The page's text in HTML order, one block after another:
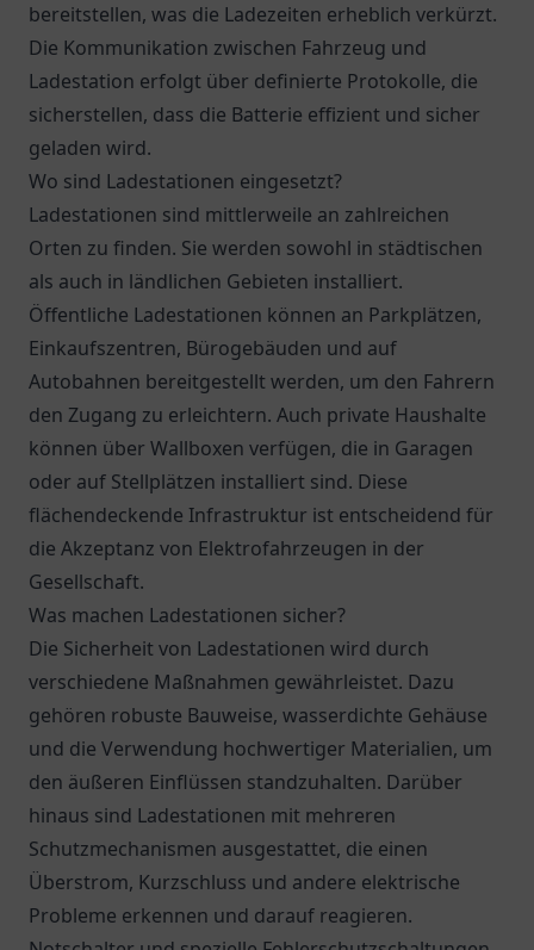
bereitstellen, was die Ladezeiten erheblich verkürzt.
Die Kommunikation zwischen Fahrzeug und
Ladestation erfolgt über definierte Protokolle, die
sicherstellen, dass die Batterie effizient und sicher
geladen wird.
Wo sind Ladestationen eingesetzt?
Ladestationen sind mittlerweile an zahlreichen
Orten zu finden. Sie werden sowohl in städtischen
als auch in ländlichen Gebieten installiert.
Öffentliche Ladestationen können an Parkplätzen,
Einkaufszentren, Bürogebäuden und auf
Autobahnen bereitgestellt werden, um den Fahrern
den Zugang zu erleichtern. Auch private Haushalte
können über Wallboxen verfügen, die in Garagen
oder auf Stellplätzen installiert sind. Diese
flächendeckende Infrastruktur ist entscheidend für
die Akzeptanz von Elektrofahrzeugen in der
Gesellschaft.
Was machen Ladestationen sicher?
Die Sicherheit von Ladestationen wird durch
verschiedene Maßnahmen gewährleistet. Dazu
gehören robuste Bauweise, wasserdichte Gehäuse
und die Verwendung hochwertiger Materialien, um
den äußeren Einflüssen standzuhalten. Darüber
hinaus sind Ladestationen mit mehreren
Schutzmechanismen ausgestattet, die einen
Überstrom, Kurzschluss und andere elektrische
Probleme erkennen und darauf reagieren.